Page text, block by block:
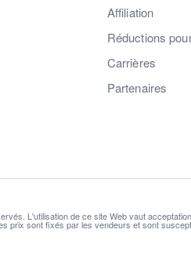
Affiliation
Réductions
Carrières
Partenaires
L'utilisation de ce site Web vaut
prix sont fixés par les vendeurs et sont